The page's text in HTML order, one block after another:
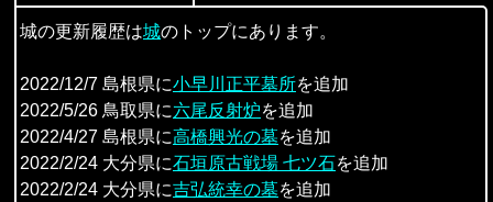
城の更新履歴は城のトップにあります。
2022/12/7 島根県に小早川正平墓所を追加
2022/5/26 鳥取県に六尾反射炉を追加
2022/4/27 島根県に高橋興光の墓を追加
2022/2/24 大分県に石垣原古戦場 七ツ石を追加
2022/2/24 大分県に吉弘統幸の墓を追加